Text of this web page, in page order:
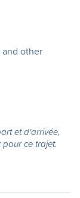
and other
et d'arrivée,
ce trajet.